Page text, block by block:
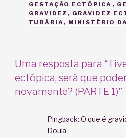
GESTAÇÃO ECTÓPICA ,
GRAVIDEZ , GRAVIDEZ
TUBÁRIA , MINISTÉRIO
Uma resposta para
ectópica, será que
novamente? (PARTE 1)”
Pingback: O que é
Doula